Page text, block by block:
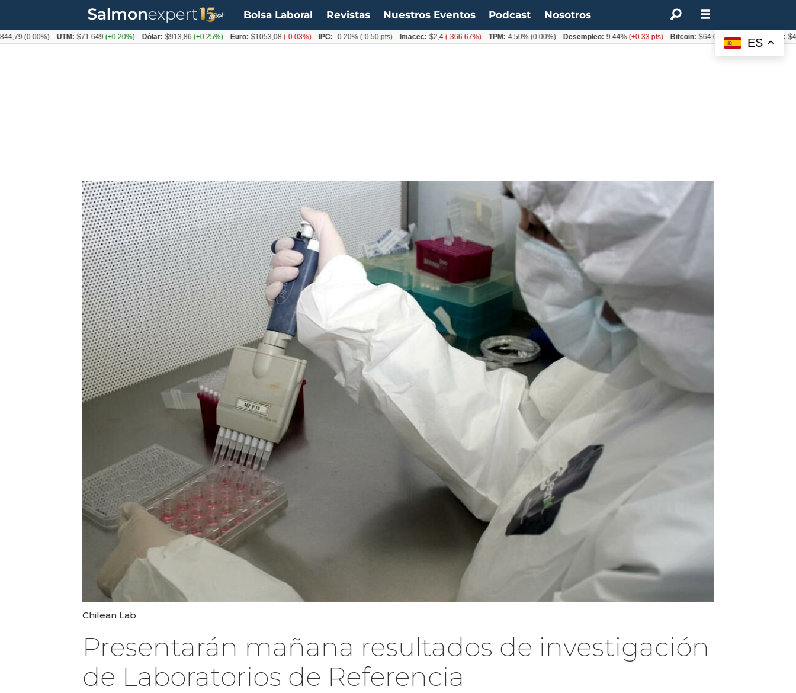
Bolsa Laboral Revistas Nuestros Eventos Podcast Nosotros
Chilean Lab
Presentarán mañana resultados de investigación
de Laboratorios de Referencia
ES
(0.00%) UTM: $71.649(+0.20%) Dólar: $913,86(+0.25%) Euro: $1053,08(-0.03%) IPC: -0.20%(-0.50 pts) Imacec: $2,4(-366.67%) TPM: 4.50% (0.00%) Desempleo: 9.44% (+0.33 pts) Bitcoin: $64.600,08(+2.93%)